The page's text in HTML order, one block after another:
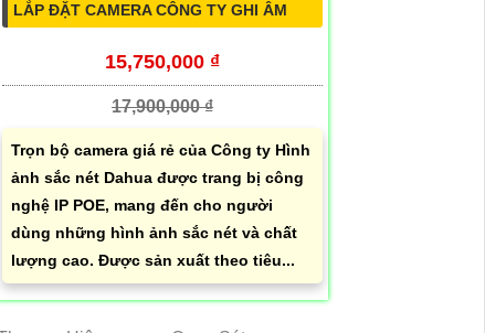
LẮP ĐẶT CAMERA CÔNG TY GHI ÂM
15,750,000 ₫
17,900,000 ₫
Trọn bộ camera giá rẻ của Công ty Hình
ảnh sắc nét Dahua được trang bị công
nghệ IP POE, mang đến cho người
dùng những hình ảnh sắc nét và chất
lượng cao. Được sản xuất theo tiêu...